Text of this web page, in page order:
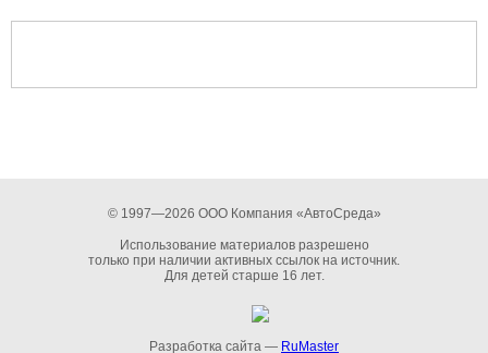
© 1997—2026 ООО Компания «АвтоСреда»
Использование материалов разрешено
только при наличии активных ссылок на источник.
Для детей старше 16 лет.
Разработка сайта — RuMaster